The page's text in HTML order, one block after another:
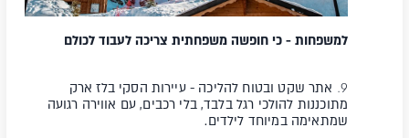
למשפחות - כי חופשה משפחתית צריכה לעבוד לכולם
אתר שקט ובטוח להליכה - עיירות הסקי בלז ארק
מתוכננות להולכי רגל בלבד, בלי רכבים, עם אווירה רגועה
שמתאימה במיוחד לילדים.